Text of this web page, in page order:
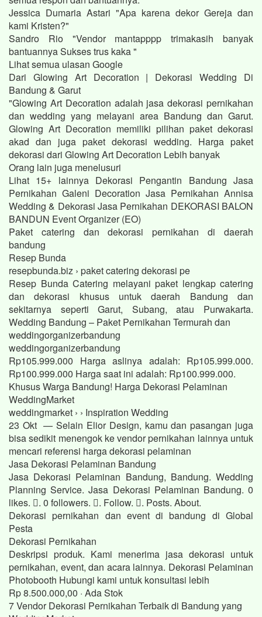
Jessica Dumaria Astari "Apa karena dekor Gereja dan
kami Kristen?"
Sandro Rio "Vendor mantapppp trimakasih banyak
bantuannya Sukses trus kaka "
Lihat semua ulasan Google
Dari Glowing Art Decoration | Dekorasi Wedding Di
Bandung & Garut
"Glowing Art Decoration adalah jasa dekorasi pernikahan
dan wedding yang melayani area Bandung dan Garut.
Glowing Art Decoration memiliki pilihan paket dekorasi
akad dan juga paket dekorasi wedding. Harga paket
dekorasi dari Glowing Art Decoration Lebih banyak
Orang lain juga menelusuri
Lihat 15+ lainnya Dekorasi Pengantin Bandung Jasa
Pernikahan Galeni Decoration Jasa Pernikahan Annisa
Wedding & Dekorasi Jasa Pernikahan DEKORASI BALON
BANDUN Event Organizer (EO)
Paket catering dan dekorasi pernikahan di daerah
bandung
Resep Bunda
resepbunda.biz › paket catering dekorasi pe
Resep Bunda Catering melayani paket lengkap catering
dan dekorasi khusus untuk daerah Bandung dan
sekitarnya seperti Garut, Subang, atau Purwakarta.
Wedding Bandung – Paket Pernikahan Termurah dan
weddingorganizerbandung
weddingorganizerbandung
Rp105.999.000 Harga aslinya adalah: Rp105.999.000.
Rp100.999.000 Harga saat ini adalah: Rp100.999.000.
Khusus Warga Bandung! Harga Dekorasi Pelaminan
WeddingMarket
weddingmarket › › Inspiration Wedding
23 Okt — Selain Elior Design, kamu dan pasangan juga
bisa sedikit menengok ke vendor pernikahan lainnya untuk
mencari referensi harga dekorasi pelaminan
Jasa Dekorasi Pelaminan Bandung
Jasa Dekorasi Pelaminan Bandung, Bandung. Wedding
Planning Service. Jasa Dekorasi Pelaminan Bandung. 0
likes. 󱞋. 0 followers. 󱙶. Follow. 󰟝. Posts. About.
Dekorasi pernikahan dan event di bandung di Global
Pesta
Dekorasi Pernikahan
Deskripsi produk. Kami menerima jasa dekorasi untuk
pernikahan, event, dan acara lainnya. Dekorasi Pelaminan
Photobooth Hubungi kami untuk konsultasi lebih
Rp 8.500.000,00 · ‎Ada Stok
7 Vendor Dekorasi Pernikahan Terbaik di Bandung yang